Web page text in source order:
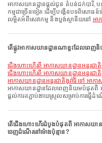
អាកាសយានដ្ឋានផ្តល់ជូន តំបន់ជក់បារី, បន្ទប់ថែរក្សាក្មេង, សណ្ឋាគារព្រលានយន្តហោះ និងសេវា
កម្មជាច្រើនទៀត ដើម្បីបង្កើនបទពិសោធ
លម្អិតអំពីសេវាកម្ម និងប្លង់ស្ថានីយនៅ អា
តើផ្លូវអាកាសយានដ្ឋានណាខ្លះដែលពេញ
ជើងហោះហើរពី អាកាសយានដ្ឋានអន្តរជ
ជើងហោះហើរពី អាកាសយានដ្ឋានអន្តរជា
អាកាសយានដ្ឋានអន្តរជាតិងូរ៉ារ៉ៃ ទៅ អាក
អាកាសយានដ្ឋានដែលពេញនិយមបំផុតពី អា
ផ្តល់ការតភ្ជាប់ងាយស្រួលសម្រាប់ការធ្វើដំ
តើជើងហោះហើរដំបូងបំផុតពី អាកាសយានដ្
ចេញដំណើរនៅម៉ោងប៉ុន្មាន?